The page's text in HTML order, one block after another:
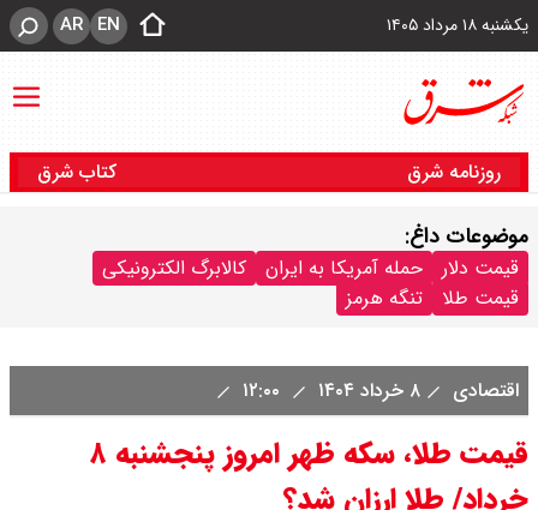
یکشنبه ۱۸ مرداد ۱۴۰۵ EN
AR
روزنامه شرق کتاب شرق
موضوعات داغ:
قیمت دلار حمله آمریکا به ایران
کالابرگ الکترونیکی
قیمت طلا
تنگه هرمز
اقتصادی ۸ خرداد ۱۴۰۴
قیمت طلا، سکه ظهر امروز پنجشنبه ۸
خرداد/‌ طلا ارزان شد؟